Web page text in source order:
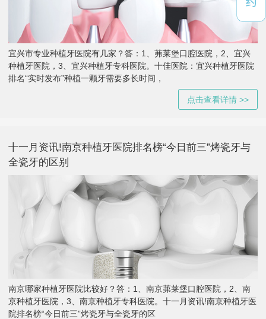
宜兴市专业种植牙医院有几家？答：1、茀莱堡口腔医院，2、宜兴
种植牙医院，3、宜兴种植牙专科医院。十佳医院：宜兴种植牙医院
排名“实时发布”种植一颗牙需要多长时间，
点击查看详情 >>
十一月资讯!南京种植牙医院排名榜“今日前三”烤瓷牙与
全瓷牙的区别
南京哪家种植牙医院比较好？答：1、南京茀莱堡口腔医院，2、南
京种植牙医院，3、南京种植牙专科医院。十一月资讯!南京种植牙医
院排名榜“今日前三”烤瓷牙与全瓷牙的区